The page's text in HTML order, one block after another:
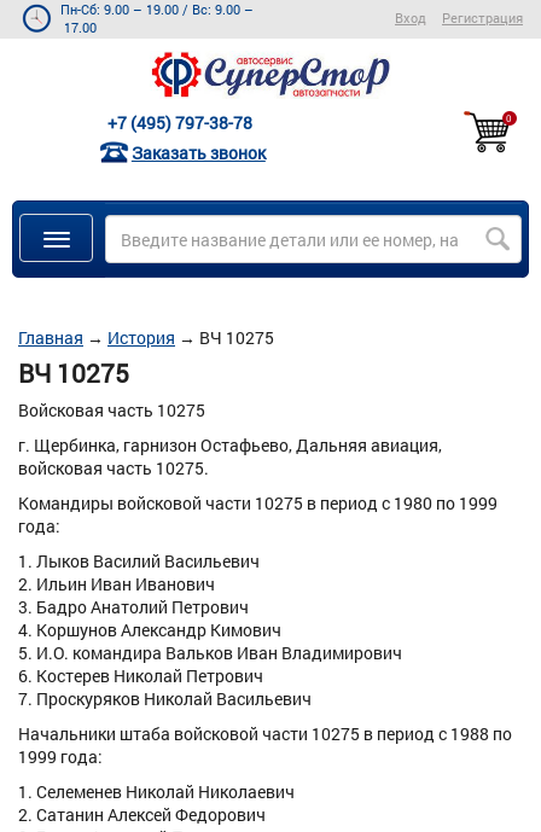
Пн-Сб: 9.00 – 19.00 / Вс: 9.00 –
17.00
Вход Регистрация
+7 (495) 797-38-78
Заказать звонок
0
Главная → История → ВЧ 10275
ВЧ 10275
Войсковая часть 10275
г. Щербинка, гарнизон Остафьево, Дальняя авиация,
войсковая часть 10275.
Командиры войсковой части 10275 в период с 1980 по 1999
года:
1. Лыков Василий Васильевич
2. Ильин Иван Иванович
3. Бадро Анатолий Петрович
4. Коршунов Александр Кимович
5. И.О. командира Вальков Иван Владимирович
6. Костерев Николай Петрович
7. Проскуряков Николай Васильевич
Начальники штаба войсковой части 10275 в период с 1988 по
1999 года:
1. Селеменев Николай Николаевич
2. Сатанин Алексей Федорович